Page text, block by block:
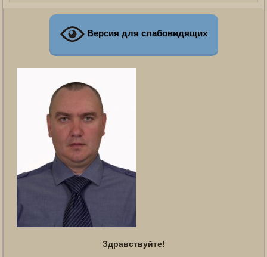
Версия для слабовидящих
Здравствуйте!